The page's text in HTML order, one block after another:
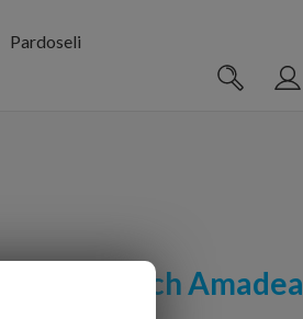
Pardoseli
& Boch Amadea